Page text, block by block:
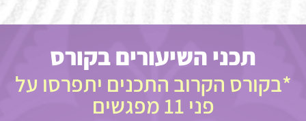
תכני השיעורים בקורס
*בקורס הקרוב התכנים יתפרסו על
פני 11 מפגשים